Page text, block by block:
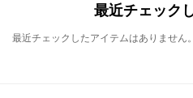
最近チェック
最近チェックしたアイテムはありません。